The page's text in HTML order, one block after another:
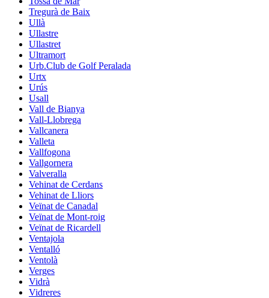
Tregurà de Baix
Ullà
Ullastre
Ullastret
Ultramort
Urb.Club de Golf Peralada
Urtx
Urús
Usall
Vall de Bianya
Vall-Llobrega
Vallcanera
Valleta
Vallfogona
Vallgornera
Valveralla
Vehinat de Cerdans
Vehinat de Lliors
Veïnat de Canadal
Veïnat de Mont-roig
Veïnat de Ricardell
Ventajola
Ventalló
Ventolà
Verges
Vidrà
Vidreres